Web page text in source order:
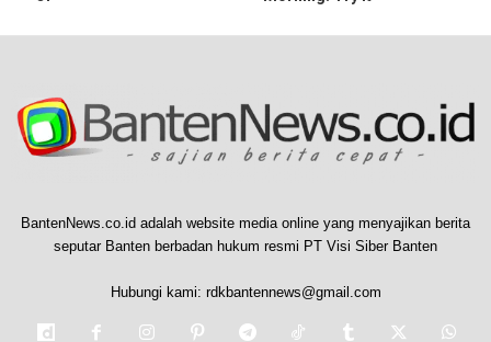
BantenNews.co.id adalah website media online yang menyajikan berita
seputar Banten berbadan hukum resmi PT Visi Siber Banten
Hubungi kami: rdkbantennews@gmail.com